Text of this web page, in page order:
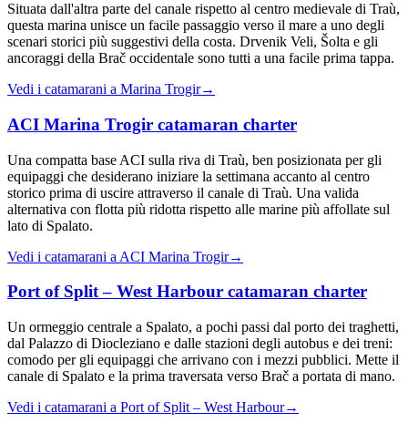
Situata dall'altra parte del canale rispetto al centro medievale di Traù,
questa marina unisce un facile passaggio verso il mare a uno degli
scenari storici più suggestivi della costa. Drvenik Veli, Šolta e gli
ancoraggi della Brač occidentale sono tutti a una facile prima tappa.
Vedi i catamarani a Marina Trogir→
ACI Marina Trogir catamaran charter
Una compatta base ACI sulla riva di Traù, ben posizionata per gli
equipaggi che desiderano iniziare la settimana accanto al centro
storico prima di uscire attraverso il canale di Traù. Una valida
alternativa con flotta più ridotta rispetto alle marine più affollate sul
lato di Spalato.
Vedi i catamarani a ACI Marina Trogir→
Port of Split – West Harbour catamaran charter
Un ormeggio centrale a Spalato, a pochi passi dal porto dei traghetti,
dal Palazzo di Diocleziano e dalle stazioni degli autobus e dei treni:
comodo per gli equipaggi che arrivano con i mezzi pubblici. Mette il
canale di Spalato e la prima traversata verso Brač a portata di mano.
Vedi i catamarani a Port of Split – West Harbour→